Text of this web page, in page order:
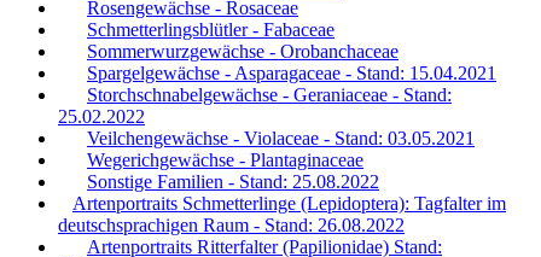
Rosengewächse - Rosaceae
Schmetterlingsblütler - Fabaceae
Sommerwurzgewächse - Orobanchaceae
Spargelgewächse - Asparagaceae - Stand: 15.04.2021
Storchschnabelgewächse - Geraniaceae - Stand:
25.02.2022
Veilchengewächse - Violaceae - Stand: 03.05.2021
Wegerichgewächse - Plantaginaceae
Sonstige Familien - Stand: 25.08.2022
Artenportraits Schmetterlinge (Lepidoptera): Tagfalter im
deutschsprachigen Raum - Stand: 26.08.2022
Artenportraits Ritterfalter (Papilionidae) Stand: